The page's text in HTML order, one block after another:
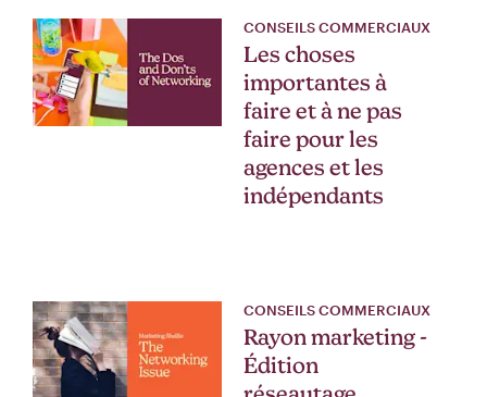
CONSEILS COMMERCIAUX
Les choses
importantes à
faire et à ne pas
faire pour les
agences et les
indépendants
CONSEILS COMMERCIAUX
Rayon marketing -
Édition